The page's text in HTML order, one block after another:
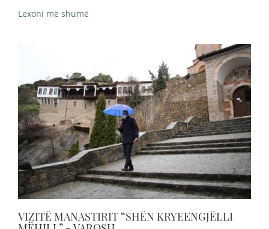
Lexoni më shumë
VIZITË MANASTIRIT “SHËN KRYEENGJËLLI